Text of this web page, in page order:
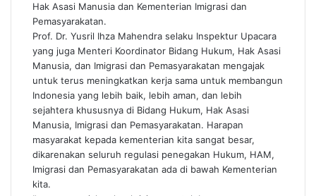
Hak Asasi Manusia dan Kementerian Imigrasi dan
Pemasyarakatan.
Prof. Dr. Yusril Ihza Mahendra selaku Inspektur Upacara
yang juga Menteri Koordinator Bidang Hukum, Hak Asasi
Manusia, dan Imigrasi dan Pemasyarakatan mengajak
untuk terus meningkatkan kerja sama untuk membangun
Indonesia yang lebih baik, lebih aman, dan lebih
sejahtera khususnya di Bidang Hukum, Hak Asasi
Manusia, Imigrasi dan Pemasyarakatan. Harapan
masyarakat kepada kementerian kita sangat besar,
dikarenakan seluruh regulasi penegakan Hukum, HAM,
Imigrasi dan Pemasyarakatan ada di bawah Kementerian
kita.